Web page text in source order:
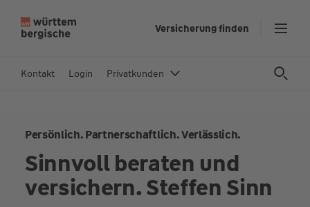
In
Versicherung finden
Kontakt Login Privatkunden
Persönlich. Partnerschaftlich. Verlässlich.
Sinnvoll beraten und
versichern. Steffen Sinn